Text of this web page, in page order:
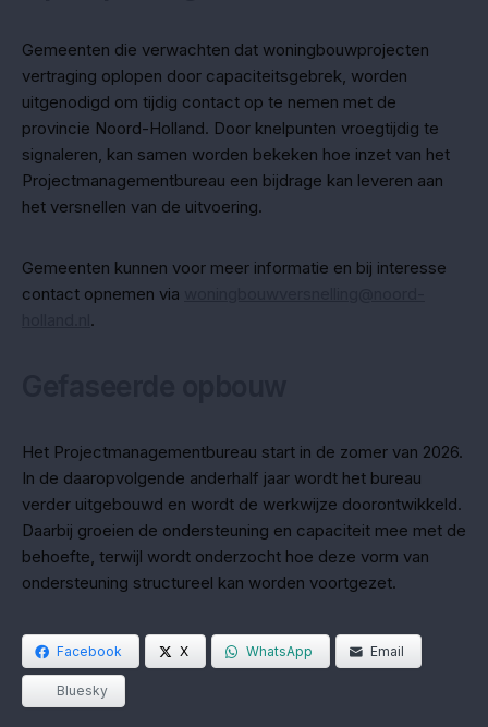
Gemeenten die verwachten dat woningbouwprojecten
vertraging oplopen door capaciteitsgebrek, worden
uitgenodigd om tijdig contact op te nemen met de
provincie Noord-Holland. Door knelpunten vroegtijdig te
signaleren, kan samen worden bekeken hoe inzet van het
Projectmanagementbureau een bijdrage kan leveren aan
het versnellen van de uitvoering.
Gemeenten kunnen voor meer informatie en bij interesse
contact opnemen via
.
Het Projectmanagementbureau start in de zomer van 2026.
In de daaropvolgende anderhalf jaar wordt het bureau
verder uitgebouwd en wordt de werkwijze doorontwikkeld.
Daarbij groeien de ondersteuning en capaciteit mee met de
behoefte, terwijl wordt onderzocht hoe deze vorm van
ondersteuning structureel kan worden voortgezet.
Facebook X WhatsApp Email
Bluesky